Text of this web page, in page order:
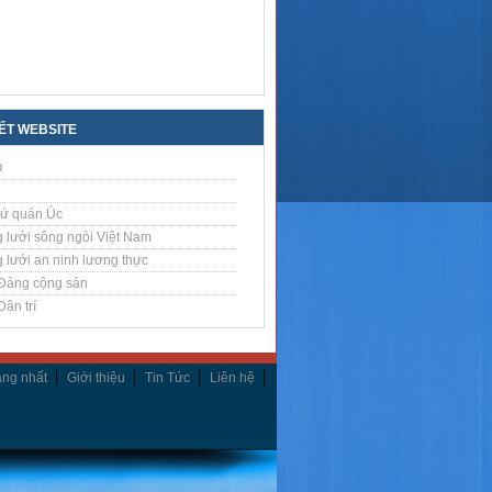
WEBSITE
quán Úc
lưới sông ngòi Việt Nam
lưới an ninh lương thực
cộng sản
trí
nhất Giới thiệu Tin Tức Liên hệ